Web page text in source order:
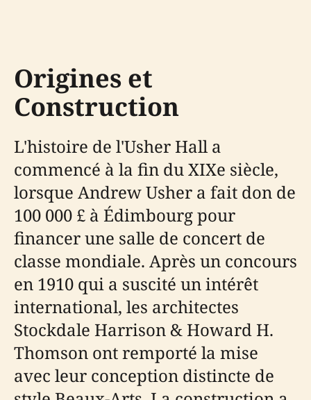
Origines et
Construction
L'histoire de l'Usher Hall a
commencé à la fin du XIXe siècle,
lorsque Andrew Usher a fait don de
100 000 £ à Édimbourg pour
financer une salle de concert de
classe mondiale. Après un concours
en 1910 qui a suscité un intérêt
international, les architectes
Stockdale Harrison & Howard H.
Thomson ont remporté la mise
avec leur conception distincte de